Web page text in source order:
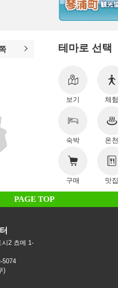
테마로 선택
보기 체험
숙박 온천
구매 맛집
PAGE TOP
시2 쵸메 1-
5074
)